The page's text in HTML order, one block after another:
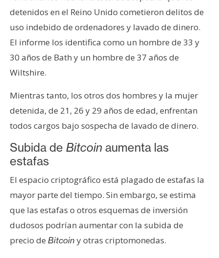
a
d
detenidos en el Reino Unido cometieron delitos de
uso indebido de ordenadores y lavado de dinero.
El informe los identifica como un hombre de 33 y
30 años de Bath y un hombre de 37 años de
Wiltshire.
Mientras tanto, los otros dos hombres y la mujer
detenida, de 21, 26 y 29 años de edad, enfrentan
todos cargos bajo sospecha de lavado de dinero.
Subida de Bitcoin aumenta las
estafas
El espacio criptográfico está plagado de estafas la
mayor parte del tiempo. Sin embargo, se estima
que las estafas o otros esquemas de inversión
dudosos podrían aumentar con la subida de
precio de Bitcoin y otras criptomonedas.